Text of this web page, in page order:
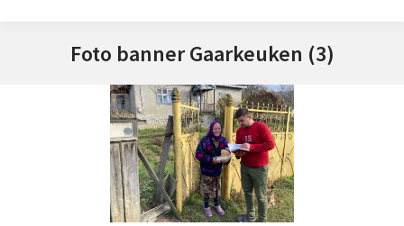
Foto banner Gaarkeuken (3)